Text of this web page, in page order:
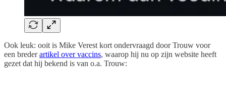
Ook leuk: ooit is Mike Verest kort ondervraagd door Trouw voor
een brederartikel over vaccins, waarop hij nu op zijn website heeft
gezet dat hij bekend is van o.a. Trouw: